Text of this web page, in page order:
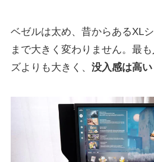
ベゼルは太め、昔からあるXL
まで大きく変わりません。最
ズよりも大きく、 没入感は高い